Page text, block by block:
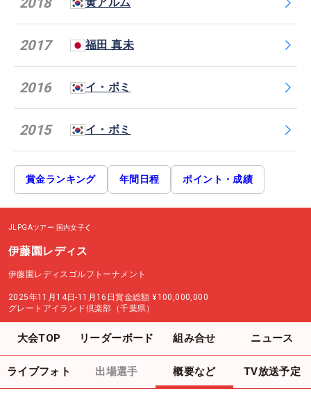
2017 福田 真未
2016 イ・ボミ
2015 イ・ボミ
賞金ランキング 年間日程 ポイント・成績
JLPGAツアー 国内女子
伊藤園レディス
伊藤園レディスゴルフトーナメント
2025年11月14日-11月16日賞金総額 ¥100,000,000
グレートアイランド倶楽部（千葉県）
大会TOP リーダーボード 組み合せ ニュース
ライブフォト 出場選手 概要など TV放送予定